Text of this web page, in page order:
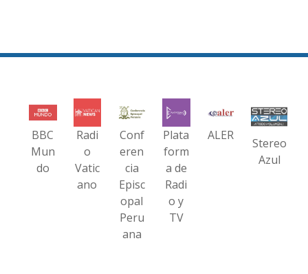
BBC
Mun
do
Radi
o
Vatic
ano
Conf
eren
cia
Episc
opal
Peru
ana
Plata
form
a de
Radi
o y
TV
ALER
Stereo
Azul